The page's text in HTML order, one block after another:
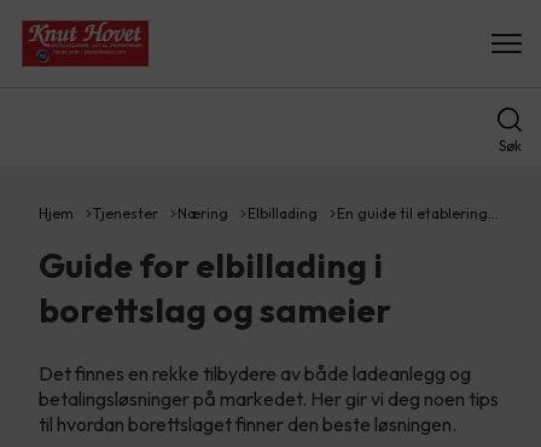
Søk
Hjem Tjenester Næring Elbillading En guide til etablering…
Guide for elbillading i
borettslag og sameier
Det finnes en rekke tilbydere av både ladeanlegg og
betalingsløsninger på markedet. Her gir vi deg noen tips
til hvordan borettslaget finner den beste løsningen.